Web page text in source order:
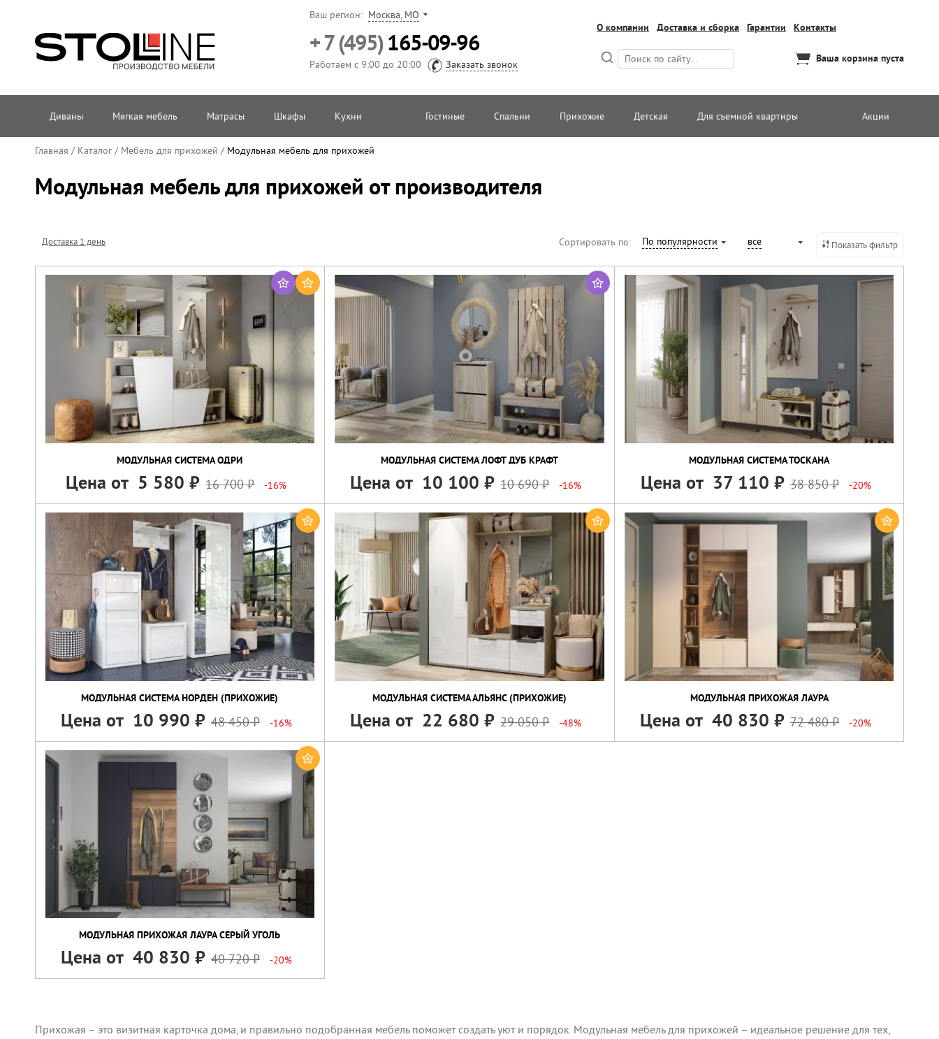
Ваш регион: Москва, МО
+ 7 (495)165-09-96
Работаем с 9:00 до 20:00 Заказать звонок
О компании Доставка и сборка Гарантии Контакты
Ваша корзина пуста
Диваны Мягкая мебель Матрасы Шкафы Кухни Гостиные Спальни Прихожие Детская Для съемной квартиры Акции
Главная / Каталог/ Мебель для прихожей / Модульная мебель для прихожей
Модульная мебель для прихожей от производителя
Доставка 1 день Сортировать по: По популярности все Показать фильтр
МОДУЛЬНАЯ СИСТЕМА ОДРИ
Цена от 5 580 16 700 -16%
МОДУЛЬНАЯ СИСТЕМА ЛОФТ ДУБ КРАФТ
Цена от 10 100 10 690 -16%
МОДУЛЬНАЯ СИСТЕМА ТОСКАНА
Цена от 37 110 38 850 -20%
МОДУЛЬНАЯ СИСТЕМА НОРДЕН (ПРИХОЖИЕ)
Цена от 10 990 48 450 -16%
МОДУЛЬНАЯ СИСТЕМА АЛЬЯНС (ПРИХОЖИЕ)
Цена от 22 680 29 050 -48%
МОДУЛЬНАЯ ПРИХОЖАЯ ЛАУРА
Цена от 40 830 72 480 -20%
МОДУЛЬНАЯ ПРИХОЖАЯ ЛАУРА СЕРЫЙ УГОЛЬ
Цена от 40 830 40 720 -20%
Прихожая – это визитная карточка дома, и правильно подобранная мебель поможет создать уют и порядок. Модульная мебель для прихожей – идеальное решение для тех,